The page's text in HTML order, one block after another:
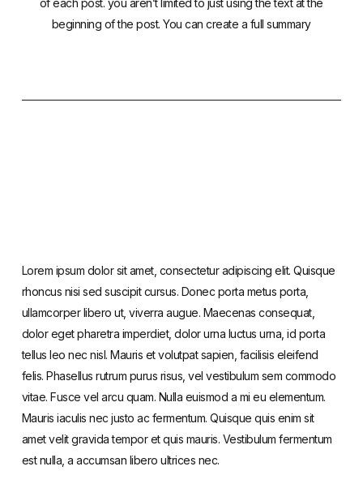
of each post. you aren’t limited to just using the text at the
beginning of the post. You can create a full summary
Lorem ipsum dolor sit amet, consectetur adipiscing elit. Quisque
rhoncus nisi sed suscipit cursus. Donec porta metus porta,
ullamcorper libero ut, viverra augue. Maecenas consequat,
dolor eget pharetra imperdiet, dolor urna luctus urna, id porta
tellus leo nec nisl. Mauris et volutpat sapien, facilisis eleifend
felis. Phasellus rutrum purus risus, vel vestibulum sem commodo
vitae. Fusce vel arcu quam. Nulla euismod a mi eu elementum.
Mauris iaculis nec justo ac fermentum. Quisque quis enim sit
amet velit gravida tempor et quis mauris. Vestibulum fermentum
est nulla, a accumsan libero ultrices nec.